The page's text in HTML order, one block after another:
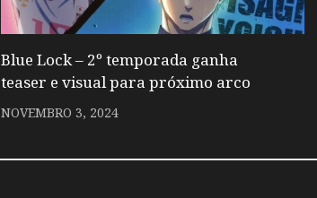
Blue Lock – 2º temporada ganha
teaser e visual para próximo arco
NOVEMBRO 3, 2024